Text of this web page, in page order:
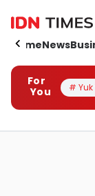
HomeNews
For
You
# Yuk